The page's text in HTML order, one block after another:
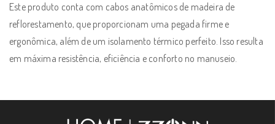
Este produto conta com cabos anatômicos de madeira de
reflorestamento, que proporcionam uma pegada firme e
ergonômica, além de um isolamento térmico perfeito. Isso resulta
em máxima resistência, eficiência e conforto no manuseio.